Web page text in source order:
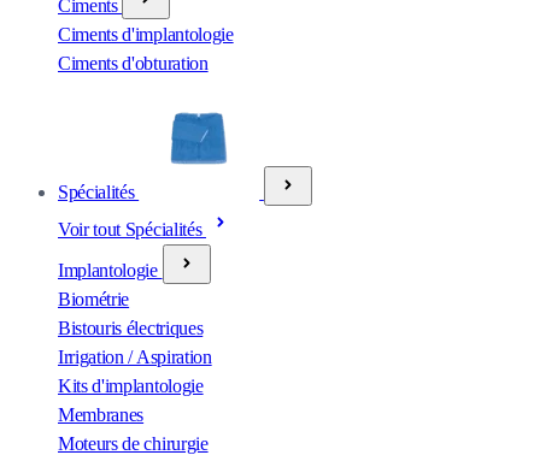
Ciments
Ciments d'implantologie
Ciments d'obturation
Spécialités
Voir tout Spécialités
Implantologie
Biométrie
Bistouris électriques
Irrigation / Aspiration
Kits d'implantologie
Membranes
Moteurs de chirurgie